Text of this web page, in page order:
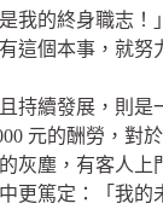
我的終身職志
這個本事，就
持續發展，則
元的酬勞，
灰塵，有客人
更篤定：「我的